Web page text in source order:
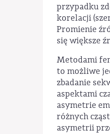
przypadku
korelacji
Promienie
się większe
Metodami
to możliwe
zbadanie
aspektami
asymetrie
różnych
asymetrii